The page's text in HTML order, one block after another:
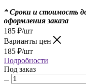
* Сроки и стоимость
оформления заказа
185 ₽/шт
Варианты цен
185 ₽/шт
Подробности
Под заказ